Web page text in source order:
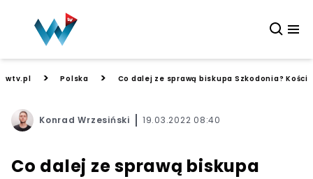
wtv.pl > Polska > Co dalej ze sprawą biskupa Szkodonia?
Konrad Wrzesiński 19.03.2022 08:40
Co dalej ze sprawą biskupa